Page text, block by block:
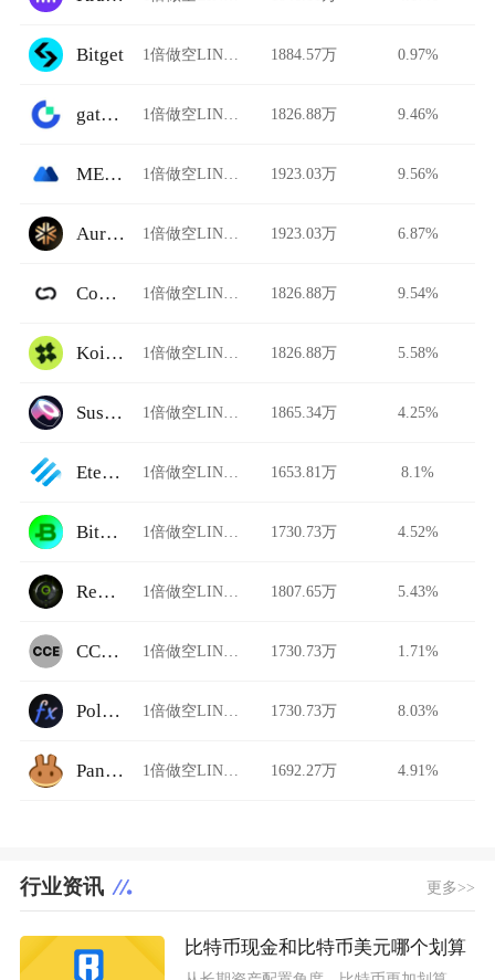
Bitget 1倍做空LINK/USDT 1884.57万 0.97%
gate.io 1倍做空LINK/USDT 1826.88万 9.46%
MEXC Global 1倍做空LINK/USDT 1923.03万 9.56%
Auriswap 1倍做空LINK/USDT 1923.03万 6.87%
Common 1倍做空LINK/USDT 1826.88万 9.54%
Koi Finance 1倍做空LINK/USDT 1826.88万 5.58%
SushiSwap 1倍做空LINK/USDT 1865.34万 4.25%
Eterbase 1倍做空LINK/USDT 1653.81万 8.1%
BitBay 1倍做空LINK/USDT 1730.73万 4.52%
Revoswap 1倍做空LINK/USDT 1807.65万 5.43%
CCEDK 1倍做空LINK/USDT 1730.73万 1.71%
Polynomial Trade 1倍做空LINK/USDT 1730.73万 8.03%
PancakeSwap Stableswap 1倍做空LINK/USDT 1692.27万 4.91%
行业资讯 更多>>
比特币现金和比特币美元哪个划算